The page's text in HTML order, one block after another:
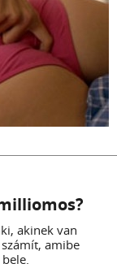
akinek van
amibe